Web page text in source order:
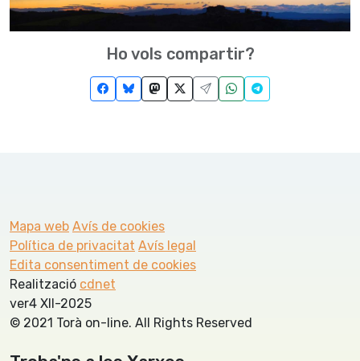
Ho vols compartir?
Mapa web Avís de cookies
Política de privacitat Avís legal
Edita consentiment de cookies
Realització cdnet
ver4 XII-2025
© 2021 Torà on-line. All Rights Reserved